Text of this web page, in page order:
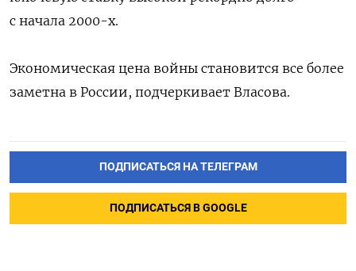
с начала 2000-х.
Экономическая цена войны становится все более
заметна в России, подчеркивает Власова.
ПОДПИСАТЬСЯ НА ТЕЛЕГРАМ
ПОДПИСАТЬСЯ В GOOGLE